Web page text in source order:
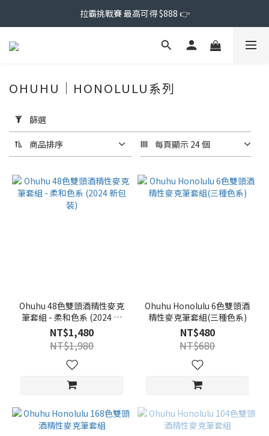
拉霸挑戰賽 最高可得 $888 👉
用
篩
選
(0/20)
價格
(NT$)
OHUHU｜HONOLULU系列
篩選
商品排序 每頁顯示 24 個
Ohuhu 48色雙頭酒精性麥克
筆套組 - 柔和色系 (2024 新
包裝)
NT$1,480
NT$1,980
Ohuhu Honolulu 6色雙頭酒
精性麥克筆套組(三種色系)
NT$480
NT$680